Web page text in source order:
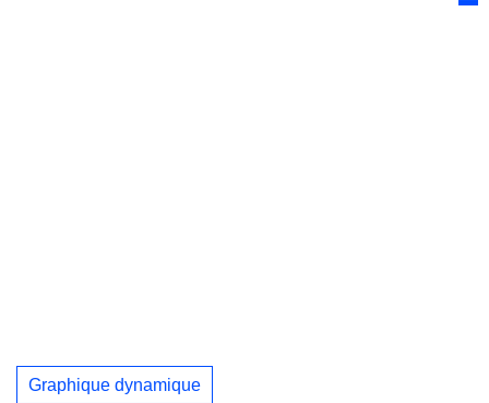
Graphique dynamique